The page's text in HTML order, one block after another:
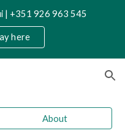
| +351 926 963 545
here
About